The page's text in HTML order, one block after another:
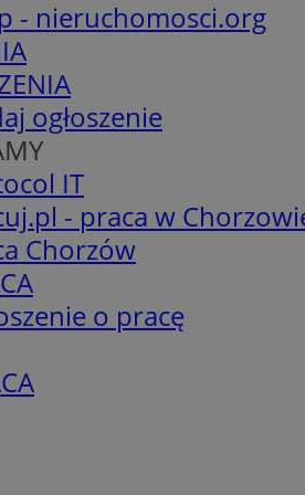
- nieruchomosci.org
ogłoszenie
IT
- praca w
Chorzów
o pracę